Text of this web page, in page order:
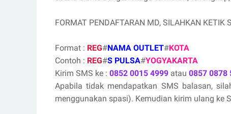
FORMAT PENDAFTARAN MD, SILAHKAN KETIK
Format : REG#NAMA OUTLET#KOTA
Contoh : REG#S PULSA#YOGYAKARTA
Kirim SMS ke : 0852 0015 4999 atau 0857 0878
Apabila tidak mendapatkan SMS balasan,
menggunakan spasi). Kemudian kirim ulang ke